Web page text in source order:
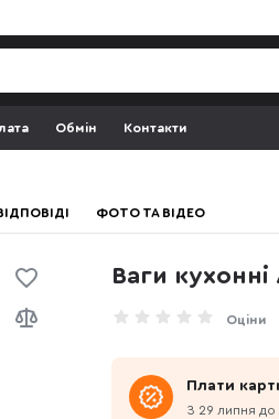
Обмін Контакти
ФОТО ТА ВІДЕО
Ваги кухонні
Оціни
Плати
З 29 липня до